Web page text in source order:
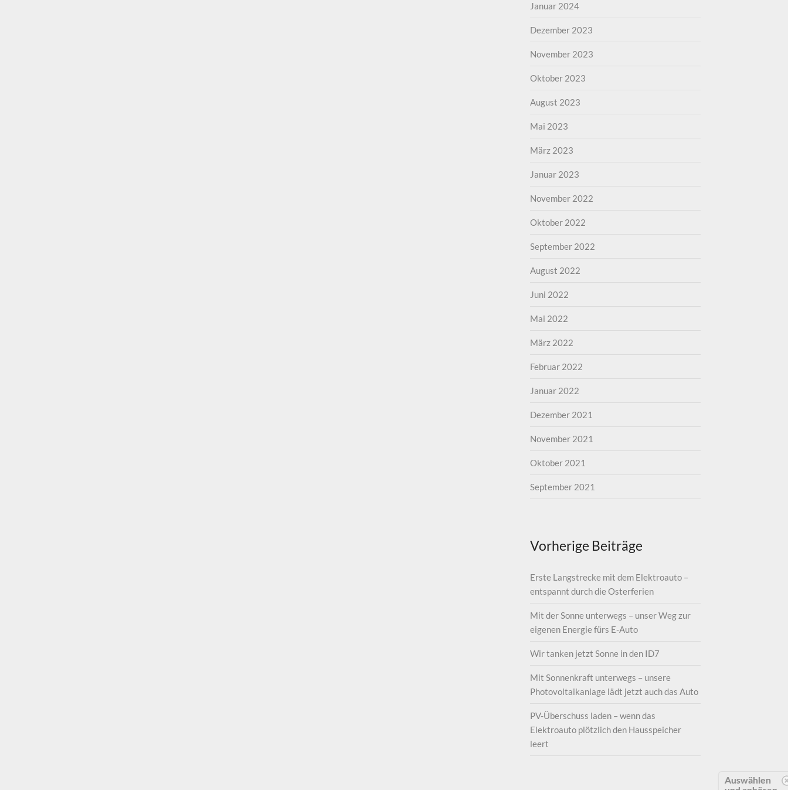
Januar 2024
Dezember 2023
November 2023
Oktober 2023
August 2023
Mai 2023
März 2023
Januar 2023
November 2022
Oktober 2022
September 2022
August 2022
Juni 2022
Mai 2022
März 2022
Februar 2022
Januar 2022
Dezember 2021
November 2021
Oktober 2021
September 2021
Vorherige Beiträge
Erste Langstrecke mit dem Elektroauto –
entspannt durch die Osterferien
Mit der Sonne unterwegs – unser Weg zur
eigenen Energie fürs E-Auto
Wir tanken jetzt Sonne in den ID7
Mit Sonnenkraft unterwegs – unsere
Photovoltaikanlage lädt jetzt auch das Auto
PV-Überschuss laden – wenn das
Elektroauto plötzlich den Hausspeicher
leert
Auswählen